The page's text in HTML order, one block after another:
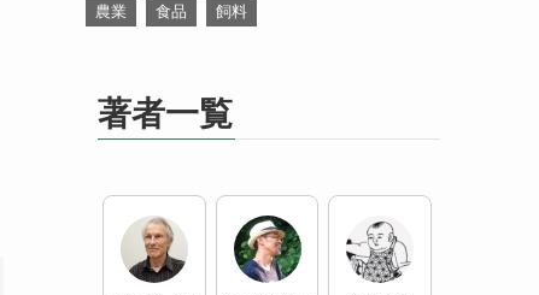
農業 食品 飼料
著者一覧